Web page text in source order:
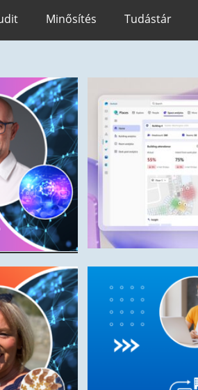
Minősítés Tudástár
újradefiniálja
Lászlóval,
Hungary
A mesterséges
rugalmasság és
Miben